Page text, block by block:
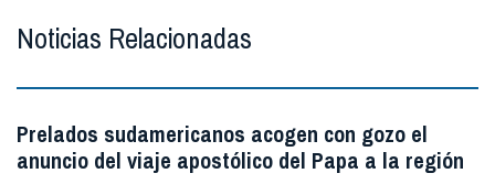
Noticias Relacionadas
Prelados sudamericanos acogen con gozo el
anuncio del viaje apostólico del Papa a la región